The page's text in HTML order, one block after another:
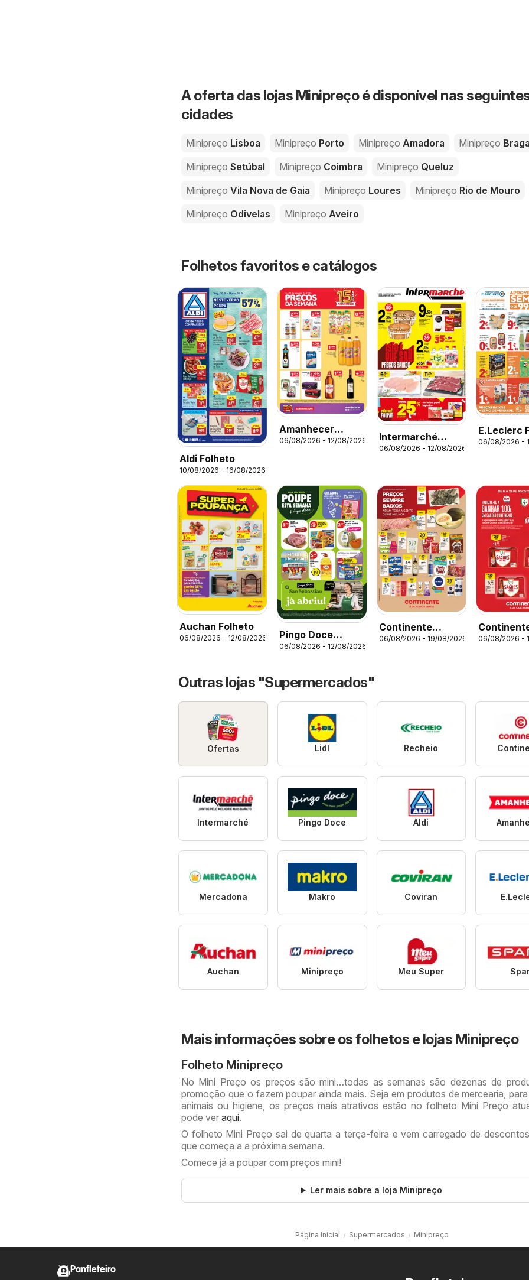
A oferta das lojas Minipreço é disponível nas
cidades
Minipreço Lisboa Minipreço Porto Minipreço Amadora Minipreço
Minipreço Setúbal Minipreço Coimbra Minipreço Queluz
Minipreço Vila Nova de Gaia Minipreço Loures Minipreço Rio de Mouro
Minipreço Odivelas Minipreço Aveiro
Folhetos favoritos e catálogos
Aldi Folheto
10/08/2026 - 16/08/2026
Amanhecer
Folheto
06/08/2026 - 12/08/2026
Intermarché
Folheto
06/08/2026 - 12/08/2026
E.Leclerc
06/08/2026 -
Auchan Folheto
06/08/2026 - 12/08/2026
Pingo Doce
Poupe Esta
06/08/2026 - 12/08/2026
Continente
Açores
06/08/2026 - 19/08/2026
Açores
06/08/2026 -
Outras lojas "Supermercados"
Ofertas Lidl Recheio
Intermarché Pingo Doce Aldi
Mercadona Makro Coviran
Auchan Minipreço Meu Super
Mais informações sobre os folhetos e lojas Minipreço
Folheto Minipreço
No Mini Preço os preços são mini…todas as semanas são dezenas de
promoção que o fazem poupar ainda mais. Seja em produtos de mercearia,
animais ou higiene, os preços mais atrativos estão no folheto Mini Preço
pode ver aqui.
O folheto Mini Preço sai de quarta a terça-feira e vem carregado de
que começa a a próxima semana.
Comece já a poupar com preços mini!
Ler mais sobre a loja Minipreço
Página Inicial Supermercados Minipreço
Panfleteiro